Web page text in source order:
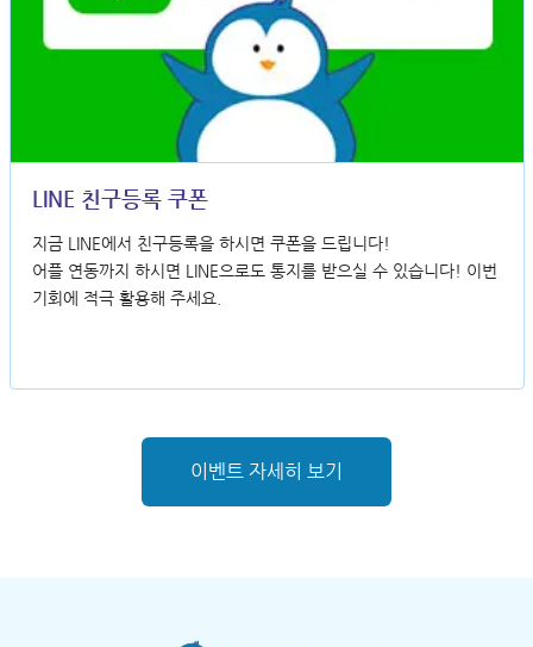
LINE 친구등록 쿠폰
지금 LINE에서 친구등록을 하시면 쿠폰을 드립니다!
어플 연동까지 하시면 LINE으로도 통지를 받으실 수 있습니다! 이번
기회에 적극 활용해 주세요.
이벤트 자세히 보기